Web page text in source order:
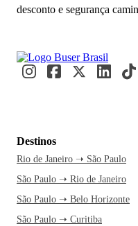
desconto e segurança
Destinos
Rio de Janeiro ➝ São Paulo
São Paulo ➝ Rio de Janeiro
São Paulo ➝ Belo Horizonte
São Paulo ➝ Curitiba